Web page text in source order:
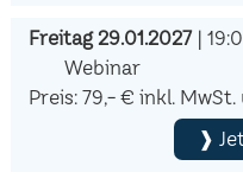
Freitag 29.01.2027|
Webinar
Preis: 79,- € inkl.
❱